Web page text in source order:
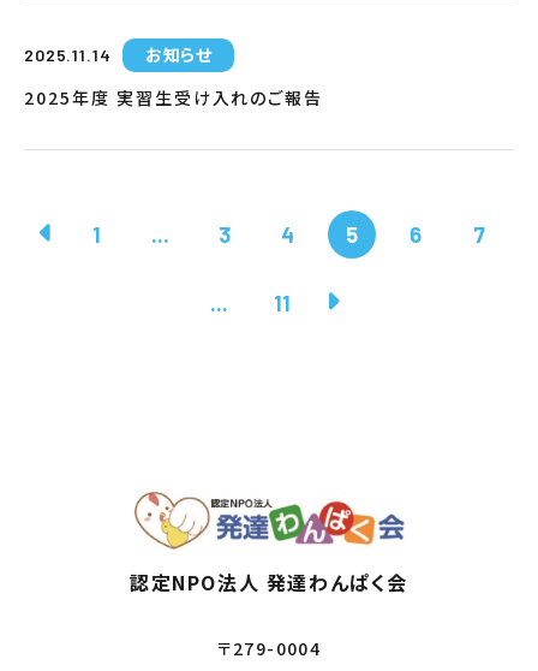
2025.11.14
お知らせ
2025年度 実習生受け入れのご報告
1 ... 3 4 5 6 7
... 11
認定NPO法人 発達わんぱく会
〒279-0004